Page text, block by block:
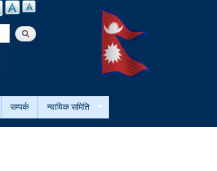
सम्पर्क न्यायिक समिति